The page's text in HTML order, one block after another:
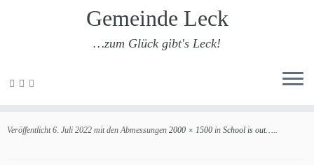
Zum
Gemeinde Leck
…zum Glück gibt's Leck!
Veröffentlicht 6. Juli 2022 mit den Abmessungen 2000 × 1500 in School is out…..